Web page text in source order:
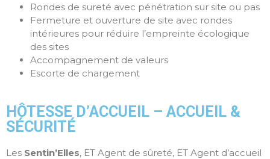
Rondes de sureté avec pénétration sur site ou pas
Fermeture et ouverture de site avec rondes
intérieures pour réduire l’empreinte écologique
des sites
Accompagnement de valeurs
Escorte de chargement
HÔTESSE D’ACCUEIL – ACCUEIL &
SÉCURITÉ
Les Sentin’Elles, ET Agent de sûreté, ET Agent d’accueil